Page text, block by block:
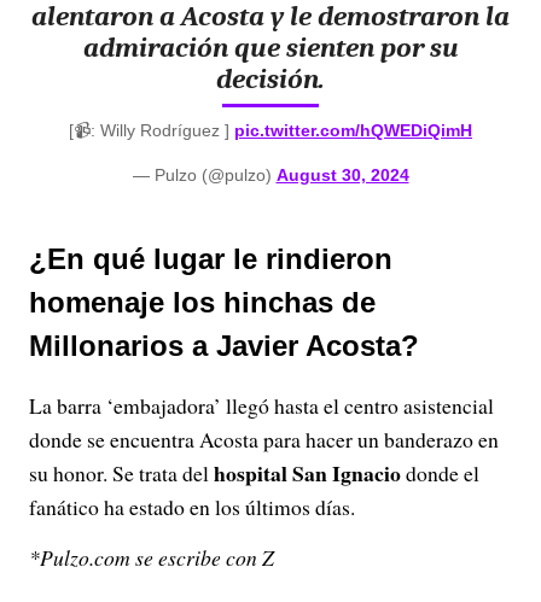
alentaron a Acosta y le demostraron la
admiración que sienten por su
decisión.
[📹: Willy Rodríguez ] pic.twitter.com/hQWEDiQimH
— Pulzo (@pulzo) August 30, 2024
¿En qué lugar le rindieron
homenaje los hinchas de
Millonarios a Javier Acosta?
La barra ‘embajadora’ llegó hasta el centro asistencial
donde se encuentra Acosta para hacer un banderazo en
su honor. Se trata delhospital San Ignaciodonde el
fanático ha estado en los últimos días.
*Pulzo.com se escribe con Z